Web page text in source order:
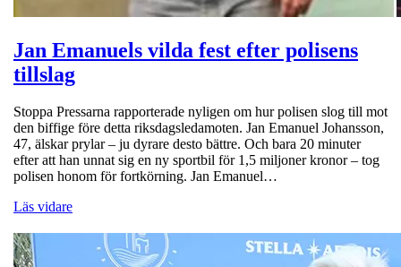
Jan Emanuels vilda fest efter polisens
tillslag
Stoppa Pressarna rapporterade nyligen om hur polisen slog till mot
den biffige före detta riksdagsledamoten. Jan Emanuel Johansson,
47, älskar prylar – ju dyrare desto bättre. Och bara 20 minuter
efter att han unnat sig en ny sportbil för 1,5 miljoner kronor – tog
polisen honom för fortkörning. Jan Emanuel…
Läs vidare